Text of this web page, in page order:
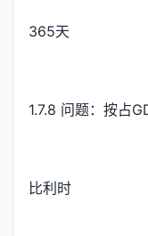
365天
1.7.8 问题：按占
比利时